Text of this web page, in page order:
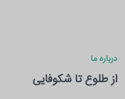
درباره ما
از طلوع تا شکوفایی